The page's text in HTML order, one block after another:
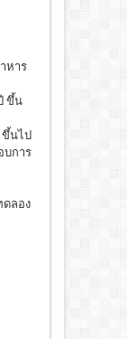
หาร
ขึ้น
ขึ้นไป
บการ
ดลอง